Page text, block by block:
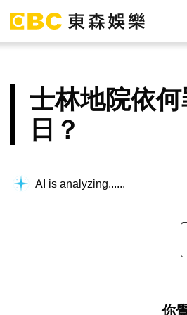
士林地院依
日？
AI is analyzing...
你